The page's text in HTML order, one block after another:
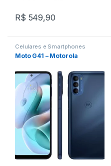
R$ 549,90
Celulares e Smartphones
Moto G41 – Motorola